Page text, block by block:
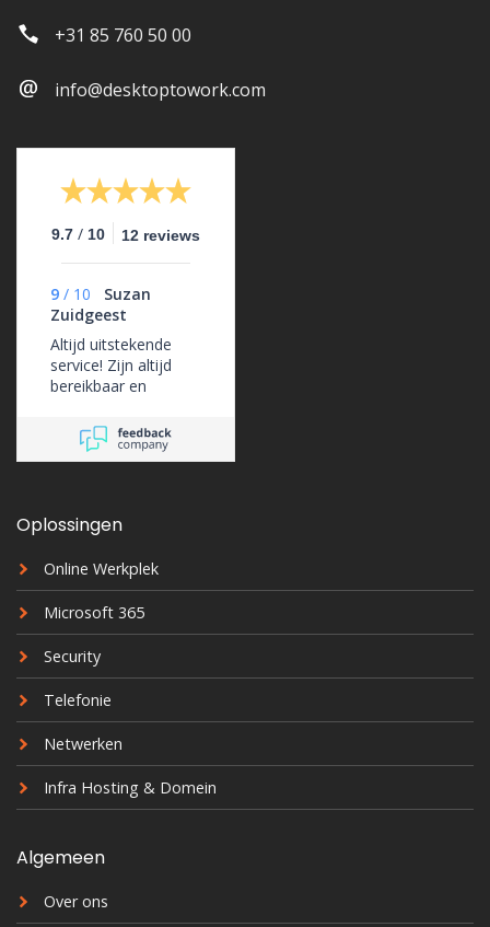
+31 85 760 50 00
info@desktoptowork.com
9.7 / 10 12 reviews
9 / 10
Suzan
Zuidgeest
Altijd uitstekende
service! Zijn altijd
bereikbaar en
erg goed.
Oplossingen
Online Werkplek
Microsoft 365
Security
Telefonie
Netwerken
Infra Hosting & Domein
Algemeen
Over ons